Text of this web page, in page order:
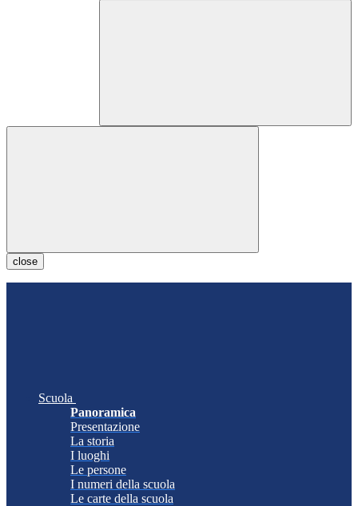
close
Scuola
Panoramica
Presentazione
La storia
I luoghi
Le persone
I numeri della scuola
Le carte della scuola